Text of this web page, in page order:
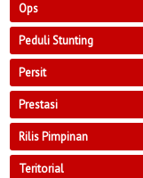
Ops
Peduli Stunting
Persit
Prestasi
Rilis Pimpinan
Teritorial